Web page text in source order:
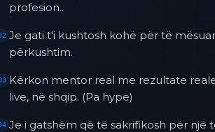
profesion..
Je gati t'i kushtosh kohë për të
përkushtim.
Kërkon mentor real me rezultate
live, në shqip. (Pa hype)
Je i gatshëm që të sakrifikosh për një